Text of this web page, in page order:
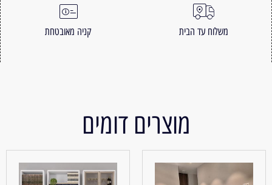
משלוח עד הבית קניה מאובטחת
מוצרים דומים